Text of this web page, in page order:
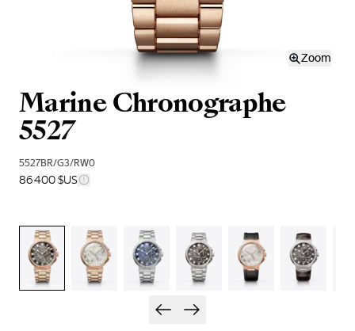
Zoom
Marine Chronographe
5527
5527BR/G3/RW0
86 400 $US